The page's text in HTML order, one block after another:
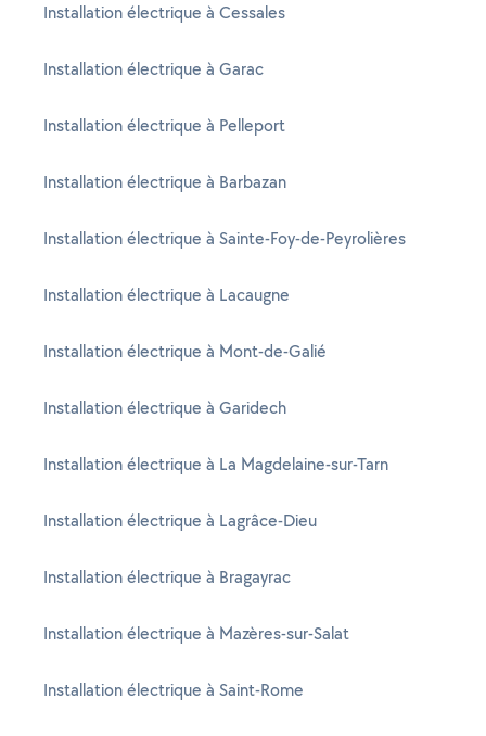
Installation électrique à Cessales
Installation électrique à Garac
Installation électrique à Pelleport
Installation électrique à Barbazan
Installation électrique à Sainte-Foy-de-Peyrolières
Installation électrique à Lacaugne
Installation électrique à Mont-de-Galié
Installation électrique à Garidech
Installation électrique à La Magdelaine-sur-Tarn
Installation électrique à Lagrâce-Dieu
Installation électrique à Bragayrac
Installation électrique à Mazères-sur-Salat
Installation électrique à Saint-Rome